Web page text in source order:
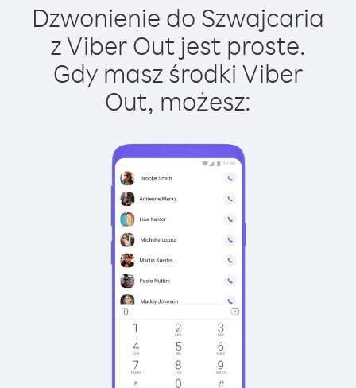
Dzwonienie do Szwajcaria
z Viber Out jest proste.
Gdy masz środki Viber
Out, możesz: